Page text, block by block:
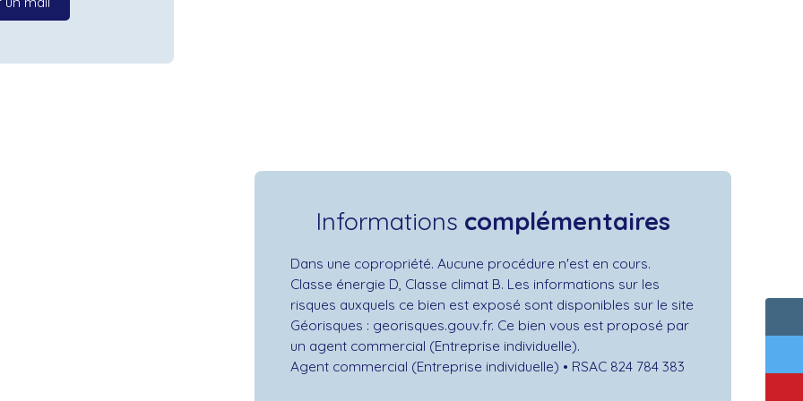
Informations complémentaires
Dans une copropriété. Aucune procédure n'est en cours.
Classe énergie D, Classe climat B. Les informations sur les
risques auxquels ce bien est exposé sont disponibles sur le site
Géorisques : georisques.gouv.fr. Ce bien vous est proposé par
un agent commercial (Entreprise individuelle).
Agent commercial (Entreprise individuelle) • RSAC 824 784 383